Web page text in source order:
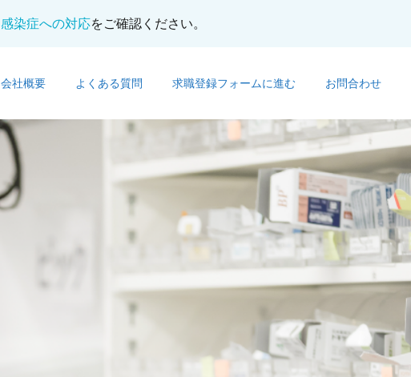
染症への対応をご確認ください。
会社概要 よくある質問 求職登録フォームに進む お問合わせ